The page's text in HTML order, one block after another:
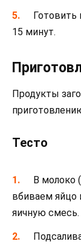
Готовить
15 минут.
Продукты
Тесто
В молоко
вбиваем яйцо
яичную смесь.